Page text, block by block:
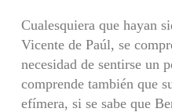
Cualesquiera que hayan
Vicente de Paúl, se
necesidad de sentirse un
comprende también que
efímera, si se sabe que